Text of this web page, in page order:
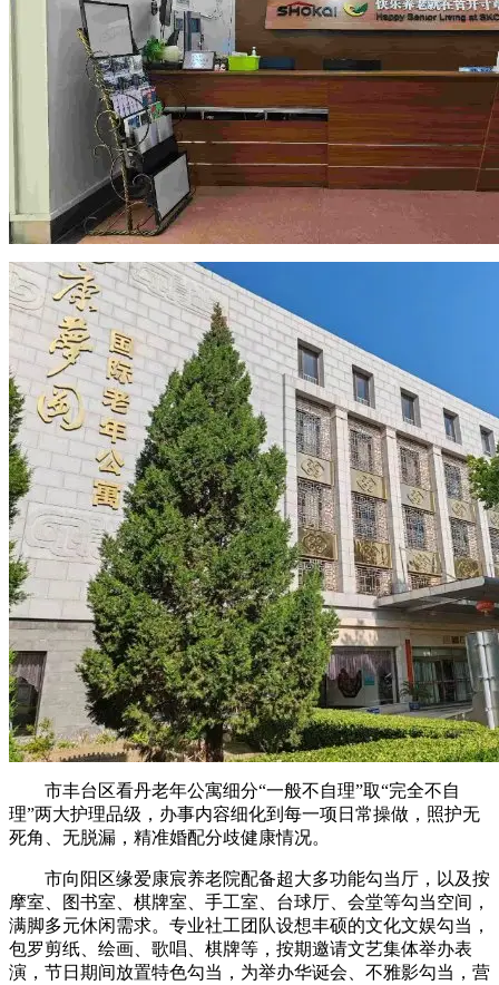
市丰台区看丹老年公寓细分“一般不自理”取“完全不自
理”两大护理品级，办事内容细化到每一项日常操做，照护无
死角、无脱漏，精准婚配分歧健康情况。
市向阳区缘爱康宸养老院配备超大多功能勾当厅，以及按
摩室、图书室、棋牌室、手工室、台球厅、会堂等勾当空间，
满脚多元休闲需求。专业社工团队设想丰硕的文化文娱勾当，
包罗剪纸、绘画、歌唱、棋牌等，按期邀请文艺集体举办表
演，节日期间放置特色勾当，为举办华诞会、不雅影勾当，营